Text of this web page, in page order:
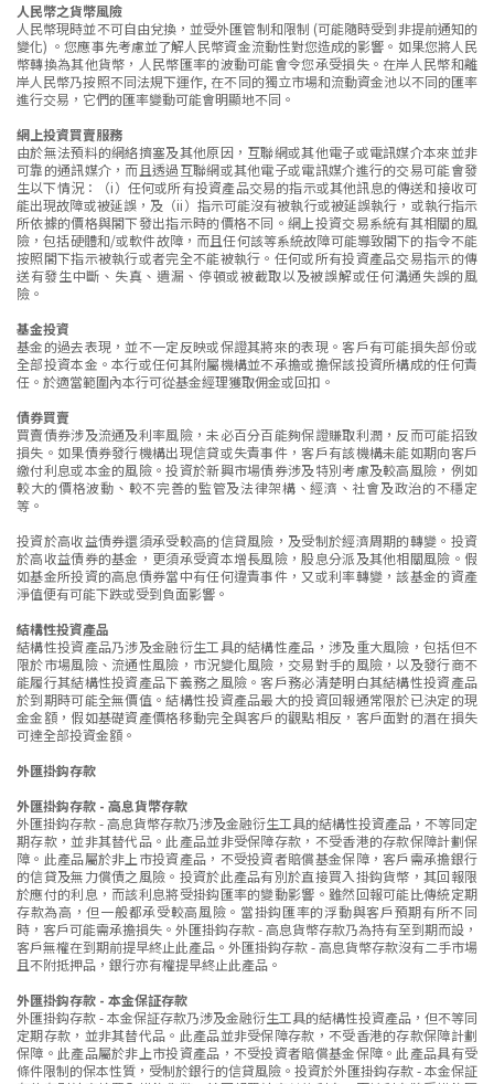
人民幣之貨幣風險
人民幣現時並不可自由兌換，並受外匯管制和限制 (可能隨時受到非提前通知的
變化) 。您應事先考慮並了解人民幣資金流動性對您造成的影響。如果您將人民
幣轉換為其他貨幣，人民幣匯率的波動可能會令您承受損失。在岸人民幣和離
岸人民幣乃按照不同法規下運作, 在不同的獨立市場和流動資金池以不同的匯率
進行交易，它們的匯率變動可能會明顯地不同。
網上投資買賣服務
由於無法預料的網絡擠塞及其他原因，互聯網或其他電子或電訊媒介本來並非
可靠的通訊媒介，而且透過互聯網或其他電子或電訊媒介進行的交易可能會發
生以下情況：（i）任何或所有投資產品交易的指示或其他訊息的傳送和接收可
能出現故障或被延誤，及（ii）指示可能沒有被執行或被延誤執行，或執行指示
所依據的價格與閣下發出指示時的價格不同。網上投資交易系統有其相關的風
險，包括硬體和/或軟件故障，而且任何該等系統故障可能導致閣下的指令不能
按照閣下指示被執行或者完全不能被執行。任何或所有投資產品交易指示的傳
送有發生中斷、失真、遺漏、停頓或被截取以及被誤解或任何溝通失誤的風
險。
基金投資
基金的過去表現，並不一定反映或保證其將來的表現。客戶有可能損失部份或
全部投資本金。本行或任何其附屬機構並不承擔或擔保該投資所構成的任何責
任。於適當範圍內本行可從基金經理獲取佣金或回扣。
債券買賣
買賣債券涉及流通及利率風險，未必百分百能夠保證賺取利潤，反而可能招致
損失。如果債券發行機構出現信貸或失責事件，客戶有該機構未能如期向客戶
繳付利息或本金的風險。投資於新興市場債券涉及特別考慮及較高風險，例如
較大的價格波動、較不完善的監管及法律架構、經濟、社會及政治的不穩定
等。
投資於高收益債券還須承受較高的信貸風險，及受制於經濟周期的轉變。投資
於高收益債券的基金，更須承受資本增長風險，股息分派及其他相關風險。假
如基金所投資的高息債券當中有任何違責事件，又或利率轉變，該基金的資產
淨值便有可能下跌或受到負面影響。
結構性投資產品
結構性投資產品乃涉及金融衍生工具的結構性產品，涉及重大風險，包括但不
限於市場風險、流通性風險，市況變化風險，交易對手的風險，以及發行商不
能履行其結構性投資產品下義務之風險。客戶務必清楚明白其結構性投資產品
於到期時可能全無價值。結構性投資產品最大的投資回報通常限於已決定的現
金金額，假如基礎資產價格移動完全與客戶的觀點相反，客戶面對的潛在損失
可達全部投資金額。
外匯掛鈎存款
外匯掛鈎存款 - 高息貨幣存款
外匯掛鈎存款 - 高息貨幣存款乃涉及金融衍生工具的結構性投資產品，不等同定
期存款，並非其替代品。此產品並非受保障存款，不受香港的存款保障計劃保
障。此產品屬於非上市投資產品，不受投資者賠償基金保障，客戶需承擔銀行
的信貸及無力償債之風險。投資於此產品有別於直接買入掛鈎貨幣，其回報限
於應付的利息，而該利息將受掛鈎匯率的變動影響。雖然回報可能比傳統定期
存款為高，但一般都承受較高風險。當掛鈎匯率的浮動與客戶預期有所不同
時，客戶可能需承擔損失。外匯掛鈎存款 - 高息貨幣存款乃為持有至到期而設，
客戶無權在到期前提早終止此產品。外匯掛鈎存款 - 高息貨幣存款沒有二手市場
且不附抵押品，銀行亦有權提早終止此產品。
外匯掛鈎存款 - 本金保証存款
外匯掛鈎存款 - 本金保証存款乃涉及金融衍生工具的結構性投資產品，但不等同
定期存款，並非其替代品。此產品並非受保障存款，不受香港的存款保障計劃
保障。此產品屬於非上市投資產品，不受投資者賠償基金保障。此產品具有受
條件限制的保本性質，受制於銀行的信貸風險。投資於外匯掛鈎存款 - 本金保証